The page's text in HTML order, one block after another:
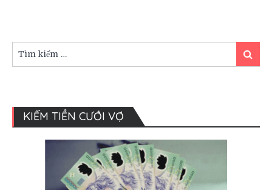
Như
kiếm:
Tìm
kiếm
KIẾM TIỀN CƯỚI VỢ